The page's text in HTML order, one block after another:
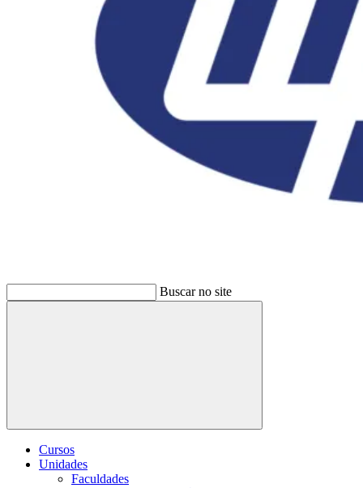
Buscar no site
Buscar
Cursos
Unidades
Faculdades